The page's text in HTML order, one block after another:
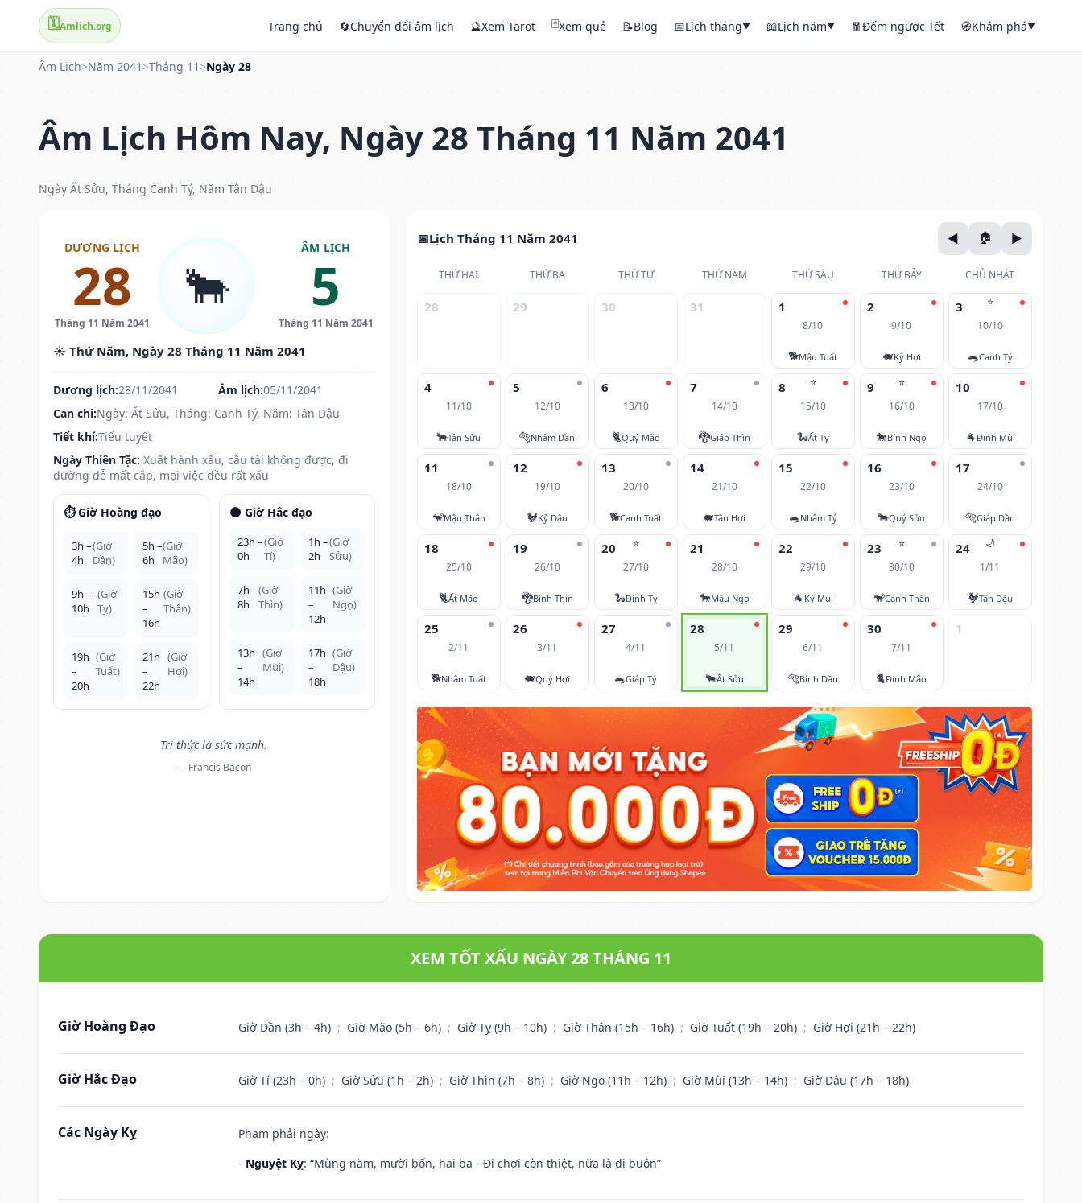
🗓️Amlich.org Trang chủ 🔄Chuyển đổi âm lịch 🔮Xem Tarot 🃏Xem quẻ 📝Blog 📅Lịch tháng▼ 📖Lịch năm▼ 🧧Đếm ngược Tết 🧭Khám phá▼
Âm Lịch>Năm 2041 >Tháng 11 >Ngày 28
Âm Lịch Hôm Nay, Ngày 28 Tháng 11 Năm 2041
Ngày Ất Sửu, Tháng Canh Tý, Năm Tân Dậu
DƯƠNG LỊCH
28
Tháng 11 Năm 2041
🐂
ÂM LỊCH
5
Tháng 11 Năm 2041
☀️ Thứ Năm, Ngày 28 Tháng 11 Năm 2041
Dương lịch:28/11/2041 Âm lịch:05/11/2041
Can chi:Ngày: Ất Sửu, Tháng: Canh Tý, Năm: Tân Dậu
Tiết khí:Tiểu tuyết
Ngày Thiên Tặc: Xuất hành xấu, cầu tài không được, đi
đường dễ mất cắp, mọi việc đều rất xấu
⏱️ Giờ Hoàng đạo
3h –
4h
(Giờ
Dần)
5h –
6h
(Giờ
Mão)
9h –
10h
(Giờ
Tỵ)
15h
–
16h
(Giờ
Thân)
19h
–
20h
(Giờ
Tuất)
21h
–
22h
(Giờ
Hợi)
🌑 Giờ Hắc đạo
23h –
0h
(Giờ
Tí)
1h –
2h
(Giờ
Sửu)
7h –
8h
(Giờ
Thìn)
11h
–
12h
(Giờ
Ngọ)
13h
–
14h
(Giờ
Mùi)
17h
–
18h
(Giờ
Dậu)
Tri thức là sức mạnh.
— Francis Bacon
Lịch Tháng 11 Năm 2041
THỨ HAI THỨ BA THỨ TƯ THỨ NĂM THỨ SÁU THỨ BẢY CHỦ NHẬT
28 29 30 31 1
8/10
🐕Mậu Tuất
2
9/10
🐖Kỷ Hợi
⭐
3
10/10
🐀Canh Tý
4
11/10
🐂Tân Sửu
5
12/10
🐅Nhâm Dần
6
13/10
🐈Quý Mão
7
14/10
🐉Giáp Thìn
⭐
8
15/10
🐍Ất Tỵ
⭐
9
16/10
🐎Bính Ngọ
10
17/10
🐐Đinh Mùi
11
18/10
🐒Mậu Thân
12
19/10
🐓Kỷ Dậu
13
20/10
🐕Canh Tuất
14
21/10
🐖Tân Hợi
15
22/10
🐀Nhâm Tý
16
23/10
🐂Quý Sửu
17
24/10
🐅Giáp Dần
18
25/10
🐈Ất Mão
19
26/10
🐉Bính Thìn
⭐
20
27/10
🐍Đinh Tỵ
21
28/10
🐎Mậu Ngọ
22
29/10
🐐 Kỷ Mùi
⭐
23
30/10
🐒Canh Thân
🌙
24
1/11
🐓Tân Dậu
25
2/11
🐕Nhâm Tuất
26
3/11
🐖Quý Hợi
27
4/11
🐀Giáp Tý
28
5/11
🐂Ất Sửu
29
6/11
🐅Bính Dần
30
7/11
🐈Đinh Mão
1
XEM TỐT XẤU NGÀY 28 THÁNG 11
Giờ Hoàng Đạo Giờ Dần (3h – 4h) ; Giờ Mão (5h – 6h) ; Giờ Tỵ (9h – 10h) ; Giờ Thân (15h – 16h) ; Giờ Tuất (19h – 20h) ; Giờ Hợi (21h – 22h)
Giờ Hắc Đạo Giờ Tí (23h – 0h) ; Giờ Sửu (1h – 2h) ; Giờ Thìn (7h – 8h) ; Giờ Ngọ (11h – 12h) ; Giờ Mùi (13h – 14h) ; Giờ Dậu (17h – 18h)
Các Ngày Kỵ
Phạm phải ngày:
- Nguyệt Kỵ: “Mùng năm, mười bốn, hai ba - Đi chơi còn thiệt, nữa là đi buôn”